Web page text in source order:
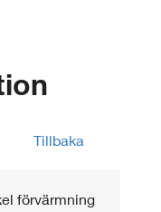
Tillbaka
förvärmning